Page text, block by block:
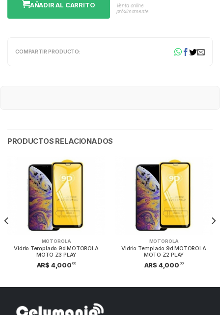
AÑADIR AL CARRITO
Venta online
próximamente
COMPARTIR PRODUCTO:
PRODUCTOS RELACIONADOS
MOTOROLA
Vidrio Templado 9d MOTOROLA
MOTO Z3 PLAY
AR$ 4,000 00
MOTOROLA
Vidrio Templado 9d MOTOROLA
MOTO Z2 PLAY
AR$ 4,000 00